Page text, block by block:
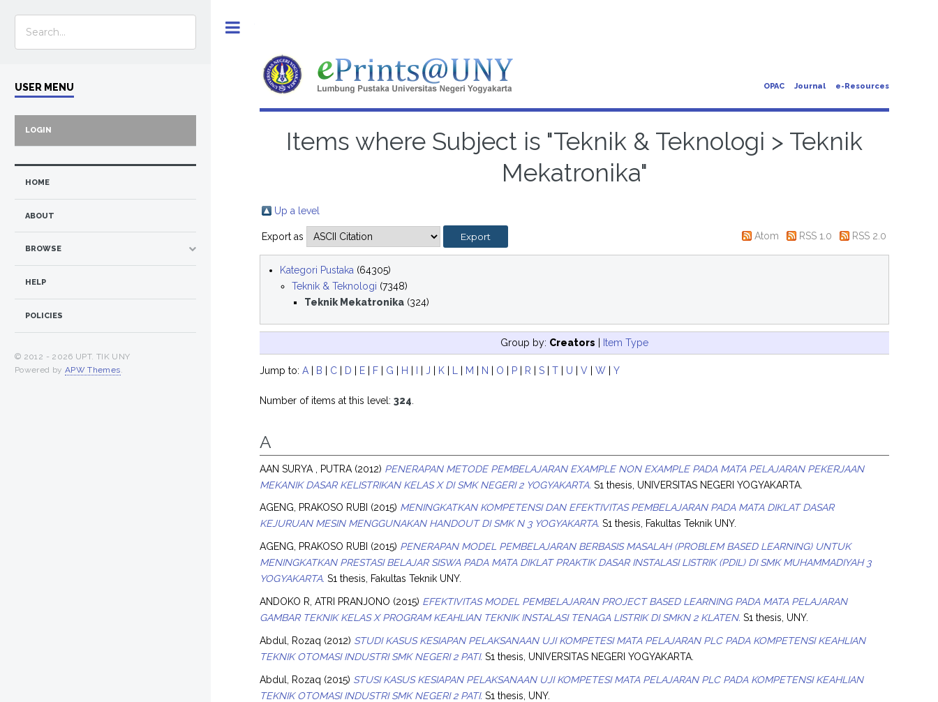
OPAC Journal e-Resources
Items where Subject is "Teknik & Teknologi > Teknik
Mekatronika"
Up a level
Export as Atom RSS 1.0 RSS 2.0
Kategori Pustaka (64305)
Teknik & Teknologi (7348)
Teknik Mekatronika(324)
Group by: Creators Item Type
Jump to:A B C D E F G H |J K L M N O P R |S |T U |V |W |Y
Number of items at this level:324.
A
AAN SURYA , PUTRA (2012) PENERAPAN METODE PEMBELAJARAN EXAMPLE NON EXAMPLE PADA MATA PELAJARAN PEKERJAAN
MEKANIK DASAR KELISTRIKAN KELAS X DI SMK NEGERI 2 YOGYAKARTA. S1 thesis, UNIVERSITAS NEGERI YOGYAKARTA.
AGENG, PRAKOSO RUBI (2015) MENINGKATKAN KOMPETENSI DAN EFEKTIVITAS PEMBELAJARAN PADA MATA DIKLAT DASAR
KEJURUAN MESIN MENGGUNAKAN HANDOUT DI SMK N 3 YOGYAKARTA. S1 thesis, Fakultas Teknik UNY.
AGENG, PRAKOSO RUBI (2015) PENERAPAN MODEL PEMBELAJARAN BERBASIS MASALAH (PROBLEM BASED LEARNING) UNTUK
MENINGKATKAN PRESTASI BELAJAR SISWA PADA MATA DIKLAT PRAKTIK DASAR INSTALASI LISTRIK (PDIL) DI SMK MUHAMMADIYAH 3
YOGYAKARTA. S1 thesis, Fakultas Teknik UNY.
ANDOKO R, ATRI PRANJONO (2015) EFEKTIVITAS MODEL PEMBELAJARAN PROJECT BASED LEARNING PADA MATA PELAJARAN
GAMBAR TEKNIK KELAS X PROGRAM KEAHLIAN TEKNIK INSTALASI TENAGA LISTRIK DI SMKN 2 KLATEN. S1 thesis, UNY.
Abdul, Rozaq (2012) STUDI KASUS KESIAPAN PELAKSANAAN UJI KOMPETESI MATA PELAJARAN PLC PADA KOMPETENSI KEAHLIAN
TEKNIK OTOMASI INDUSTRI SMK NEGERI 2 PATI. S1 thesis, UNIVERSITAS NEGERI YOGYAKARTA.
Abdul, Rozaq (2015) STUSI KASUS KESIAPAN PELAKSANAAN UJI KOMPETESI MATA PELAJARAN PLC PADA KOMPETENSI KEAHLIAN
TEKNIK OTOMASI INDUSTRI SMK NEGERI 2 PATI. S1 thesis, UNY.
USER MENU
LOGIN
HOME
ABOUT
BROWSE
HELP
POLICIES
© 2012 - 2026 UPT. TIK UNY
Powered by APW Themes